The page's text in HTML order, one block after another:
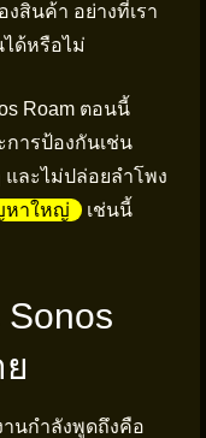
สินค้า อย่างที่เรา
ได้หรือไม่
Roam ตอนนี้
การป้องกันเช่น
ละไม่ปล่อยลำโพง
าใหญ่
เช่นนี้
นกำลังพูดถึงคือ